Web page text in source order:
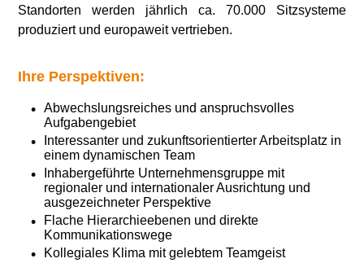
Standorten werden jährlich ca. 70.000 Sitzsysteme
produziert und europaweit vertrieben.
Ihre Perspektiven:
Abwechslungsreiches und anspruchsvolles
Aufgabengebiet
Interessanter und zukunftsorientierter Arbeitsplatz in
einem dynamischen Team
Inhabergeführte Unternehmensgruppe mit
regionaler und internationaler Ausrichtung und
ausgezeichneter Perspektive
Flache Hierarchieebenen und direkte
Kommunikationswege
Kollegiales Klima mit gelebtem Teamgeist